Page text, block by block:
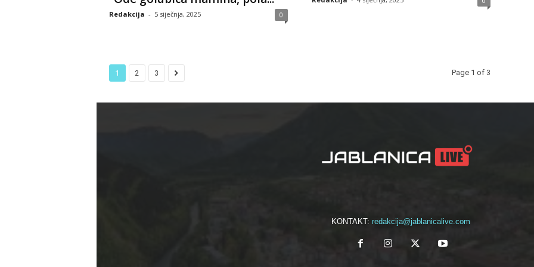
Redakcija - 5 siječnja, 2025 0
1 2 3 Page 1 of 3
KONTAKT: redakcija@jablanicalive.com